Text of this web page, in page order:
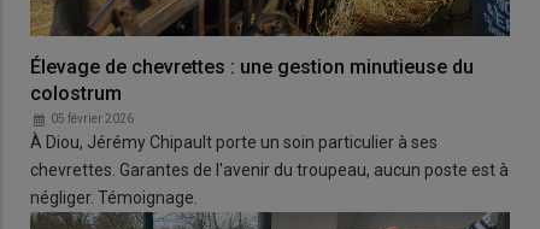
Élevage de chevrettes : une gestion minutieuse du
colostrum
05 février 2026
À Diou, Jérémy Chipault porte un soin particulier à ses
chevrettes. Garantes de l'avenir du troupeau, aucun poste est à
négliger. Témoignage.